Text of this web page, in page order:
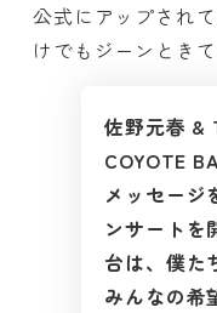
公式にアップされ
けでもジーンとき
佐野元春 &
COYOTE
メッセージ
ンサートを
台は、僕た
みんなの希